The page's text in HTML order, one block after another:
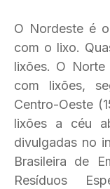
O Nordeste é
com o lixo.
lixões. O
com lixões,
Centro-Oeste
lixões a céu
divulgadas no
Brasileira de
Resíduos